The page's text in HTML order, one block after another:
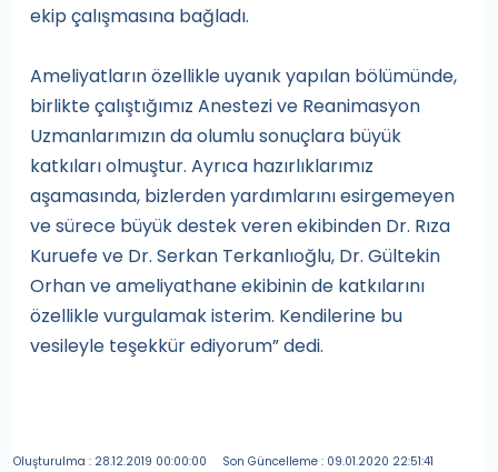
ekip çalışmasına bağladı.
Ameliyatların özellikle uyanık yapılan bölümünde,
birlikte çalıştığımız Anestezi ve Reanimasyon
Uzmanlarımızın da olumlu sonuçlara büyük
katkıları olmuştur. Ayrıca hazırlıklarımız
aşamasında, bizlerden yardımlarını esirgemeyen
ve sürece büyük destek veren ekibinden Dr. Rıza
Kuruefe ve Dr. Serkan Terkanlıoğlu, Dr. Gültekin
Orhan ve ameliyathane ekibinin de katkılarını
özellikle vurgulamak isterim. Kendilerine bu
vesileyle teşekkür ediyorum” dedi.
Oluşturulma : 28.12.2019 00:00:00
Son Güncelleme : 09.01.2020 22:51:41